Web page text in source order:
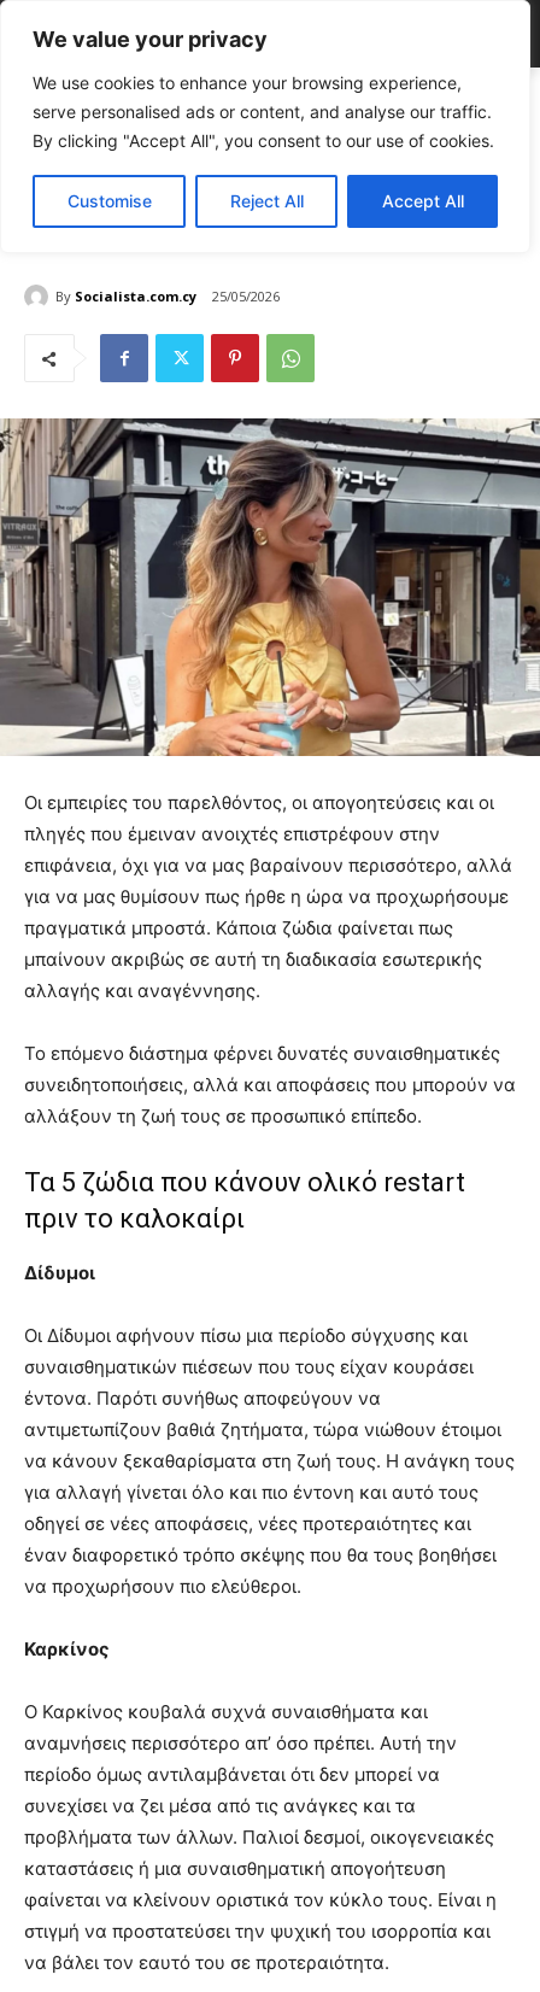
We value your privacy
We use cookies to enhance your browsing experience,
serve personalised ads or content, and analyse our traffic.
By clicking "Accept All", you consent to our use of cookies.
Customise Reject All Accept All
Home LIFE Τα 5 ζώδια που κάνουν ολικό restart πριν το καλοκαίρι
LIFE Ζώδια TOP NEWS
Τα 5 ζώδια που κάνουν ολικό
restart πριν το καλοκαίρι
By Socialista.com.cy 25/05/2026
Οι εμπειρίες του παρελθόντος, οι απογοητεύσεις και οι
πληγές που έμειναν ανοιχτές επιστρέφουν στην
επιφάνεια, όχι για να μας βαραίνουν περισσότερο, αλλά
για να μας θυμίσουν πως ήρθε η ώρα να προχωρήσουμε
πραγματικά μπροστά. Κάποια ζώδια φαίνεται πως
μπαίνουν ακριβώς σε αυτή τη διαδικασία εσωτερικής
αλλαγής και αναγέννησης.
Το επόμενο διάστημα φέρνει δυνατές συναισθηματικές
συνειδητοποιήσεις, αλλά και αποφάσεις που μπορούν να
αλλάξουν τη ζωή τους σε προσωπικό επίπεδο.
Τα 5 ζώδια που κάνουν ολικό restart
πριν το καλοκαίρι
Δίδυμοι
Οι Δίδυμοι αφήνουν πίσω μια περίοδο σύγχυσης και
συναισθηματικών πιέσεων που τους είχαν κουράσει
έντονα. Παρότι συνήθως αποφεύγουν να
αντιμετωπίζουν βαθιά ζητήματα, τώρα νιώθουν έτοιμοι
να κάνουν ξεκαθαρίσματα στη ζωή τους. Η ανάγκη τους
για αλλαγή γίνεται όλο και πιο έντονη και αυτό τους
οδηγεί σε νέες αποφάσεις, νέες προτεραιότητες και
έναν διαφορετικό τρόπο σκέψης που θα τους βοηθήσει
να προχωρήσουν πιο ελεύθεροι.
Καρκίνος
Ο Καρκίνος κουβαλά συχνά συναισθήματα και
αναμνήσεις περισσότερο απ’ όσο πρέπει. Αυτή την
περίοδο όμως αντιλαμβάνεται ότι δεν μπορεί να
συνεχίσει να ζει μέσα από τις ανάγκες και τα
προβλήματα των άλλων. Παλιοί δεσμοί, οικογενειακές
καταστάσεις ή μια συναισθηματική απογοήτευση
φαίνεται να κλείνουν οριστικά τον κύκλο τους. Είναι η
στιγμή να προστατεύσει την ψυχική του ισορροπία και
να βάλει τον εαυτό του σε προτεραιότητα.